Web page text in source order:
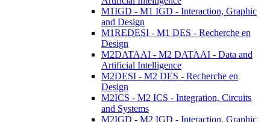
M1IGD - M1 IGD - Interaction, Graphic
and Design
M1REDESI - M1 DES - Recherche en
Design
M2DATAAI - M2 DATAAI - Data and
Artificial Intelligence
M2DESI - M2 DES - Recherche en
Design
M2ICS - M2 ICS - Integration, Circuits
and Systems
M2IGD - M2 IGD - Interaction, Graphic